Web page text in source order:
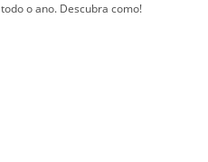
o ano. Descubra como!